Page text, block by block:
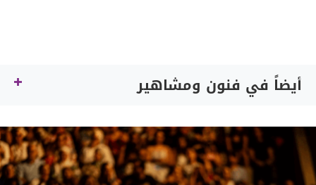
أيضاً في فنون ومشاهير